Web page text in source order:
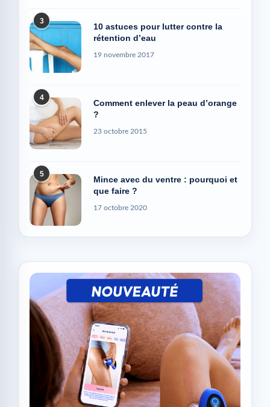
3
10 astuces pour lutter contre la
rétention d’eau
19 novembre 2017
4
Comment enlever la peau d’orange
?
23 octobre 2015
5
Mince avec du ventre : pourquoi et
que faire ?
17 octobre 2020